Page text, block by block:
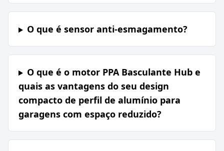
O que é sensor anti-esmagamento?
O que é o motor PPA Basculante Hub e
quais as vantagens do seu design
compacto de perfil de alumínio para
garagens com espaço reduzido?